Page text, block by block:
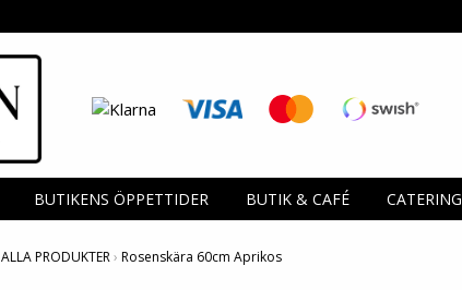
BUTIKENS ÖPPETTIDER BUTIK & CAFÉ CATERING
ALLA PRODUKTER› Rosenskära 60cm Aprikos